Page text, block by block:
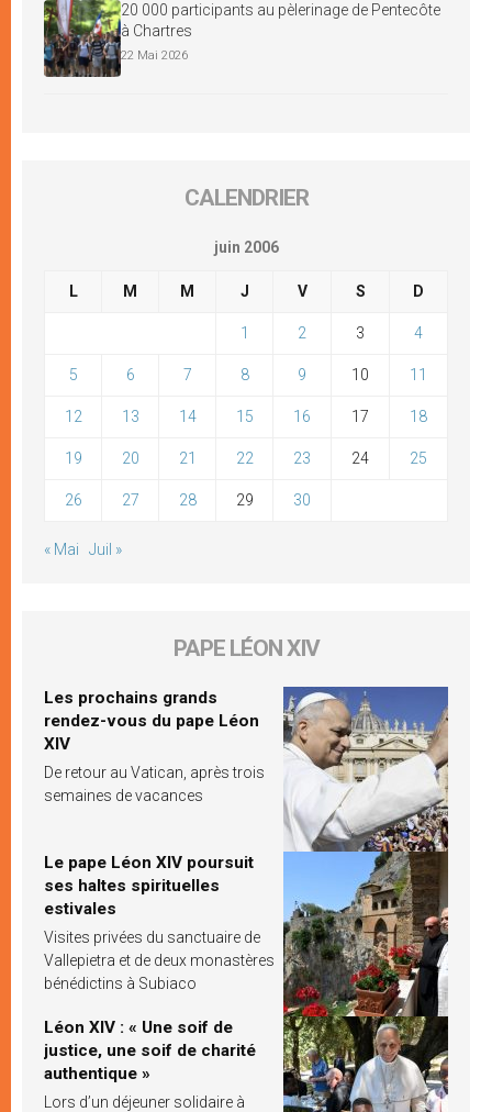
20 000 participants au pèlerinage de Pentecôte
à Chartres
22 Mai 2026
CALENDRIER
juin 2006
L M M J V S D
1 2 3 4
5 6 7 8 9 10 11
12 13 14 15 16 17 18
19 20 21 22 23 24 25
26 27 28 29 30
« Mai Juil »
PAPE LÉON XIV
Les prochains grands
rendez-vous du pape Léon
XIV
De retour au Vatican, après trois
semaines de vacances
Le pape Léon XIV poursuit
ses haltes spirituelles
estivales
Visites privées du sanctuaire de
Vallepietra et de deux monastères
bénédictins à Subiaco
Léon XIV : « Une soif de
justice, une soif de charité
authentique »
Lors d’un déjeuner solidaire à